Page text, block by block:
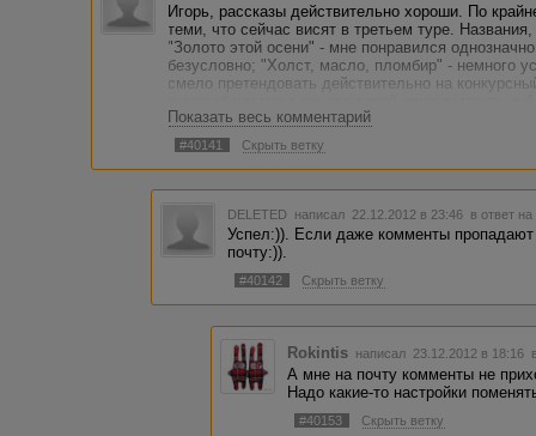
Игорь, рассказы действительно хороши. По
теми, что сейчас висят в третьем туре.
"Золото этой осени" - мне понравился
безусловно; "Холст, масло, пломбир" - немного
смело претендовать действительно на
не в курсе теперь, что такое юмор или
показывает реальность, юмором считают всё
что-то аналогичное. Но это вовсе не юмор. Это
имеет никакого отношения. Мало кто из
содержимом, так как, похоже, просто не
фантастикой, примерно, такой же расклад. Ну, а
некорректность построения текста, дешевый
на конкурсах.
Не знаю, успеете ли прочесть? В последнее
Показать весь комментарий
#40141 Скрыть ветку
DELETED написал 22.12.2012 в 23:46 в ответ
Успел:)). Если даже комменты
почту:)).
#40142 Скрыть ветку
Rokintis написал 23.12.2012 в 18:16
А мне на почту комменты не
Надо какие-то настройки
#40153 Скрыть ветку